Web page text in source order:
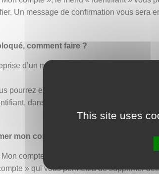
This site uses
Un message de confirmation vous sera
comment faire ?
d’un mot de passe ou d’un
pourrez essayer de vous connecter de
dans vos anciens accusés de
mon compte ?
compte », le menu « Mon compte »
» qui vous permettra de supprimer